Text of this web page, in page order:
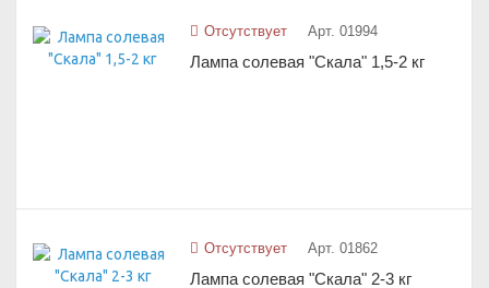
Отсутствует Арт. 01994
Лампа солевая "Скала" 1,5-2 кг
Отсутствует Арт. 01862
Лампа солевая "Скала" 2-3 кг